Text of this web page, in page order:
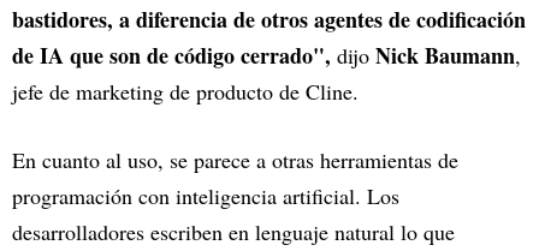
bastidores, a diferencia de otros agentes de codificación
de IA que son de código cerrado", dijo Nick Baumann,
jefe de marketing de producto de Cline.
En cuanto al uso, se parece a otras herramientas de
programación con inteligencia artificial. Los
desarrolladores escriben en lenguaje natural lo que